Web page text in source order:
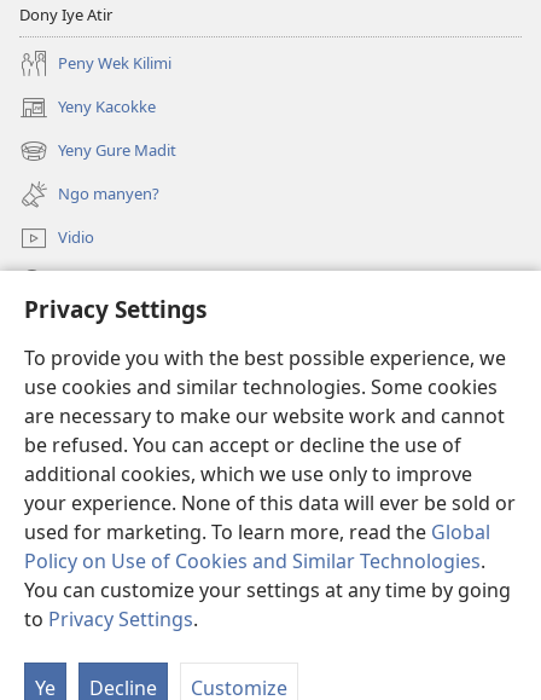
Privacy Settings
To provide you with the best possible experience, we
use cookies and similar technologies. Some cookies
are necessary to make our website work and cannot
be refused. You can accept or decline the use of
additional cookies, which we use only to improve
your experience. None of this data will ever be sold or
used for marketing. To learn more, read the Global
Policy on Use of Cookies and Similar Technologies.
You can customize your settings at any time by going
to Privacy Settings.
Ye Decline Customize
Dony Iye Atir
Peny Wek Kilimi
Yeny Kacokke
(opens
new
window)
Yeny Gure Madit
(opens
new
window)
Ngo manyen?
Vidio
(opens
window)Laibari me Intanet me Watchtower
(opens
new
window)JW Hub ®
(opens
new
window)
Copyright© 2026 Watch Tower Bible and Tract Society of Pennsylvania.
LOK MA KWAKO TIC KWEDE